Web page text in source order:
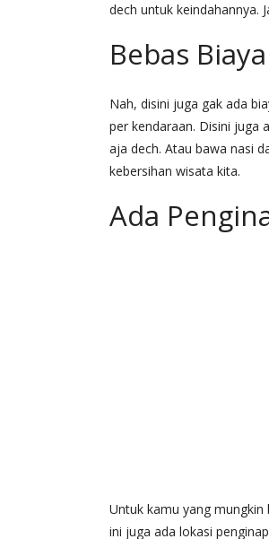
dech untuk keindahannya.
Bebas
Nah, disini juga gak ada
per kendaraan. Disini juga
aja dech. Atau bawa nasi
kebersihan wisata kita.
Ada
Untuk kamu yang mungkin
ini juga ada lokasi